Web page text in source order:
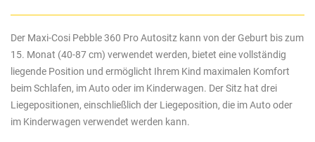
Der Maxi-Cosi Pebble 360 Pro Autositz kann von der Geburt bis zum
15. Monat (40-87 cm) verwendet werden, bietet eine vollständig
liegende Position und ermöglicht Ihrem Kind maximalen Komfort
beim Schlafen, im Auto oder im Kinderwagen. Der Sitz hat drei
Liegepositionen, einschließlich der Liegeposition, die im Auto oder
im Kinderwagen verwendet werden kann.